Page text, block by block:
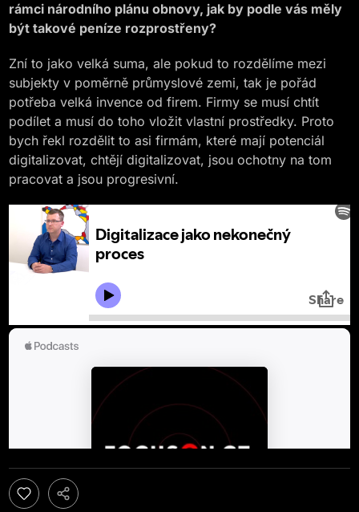
rámci národního plánu obnovy, jak by podle vás měly
být takové peníze rozprostřeny?
Zní to jako velká suma, ale pokud to rozdělíme mezi
subjekty v poměrně průmyslové zemi, tak je pořád
potřeba velká invence od firem. Firmy se musí chtít
podílet a musí do toho vložit vlastní prostředky. Proto
bych řekl rozdělit to asi firmám, které mají potenciál
digitalizovat, chtějí digitalizovat, jsou ochotny na tom
pracovat a jsou progresivní.